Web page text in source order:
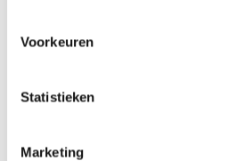
Voorkeuren
Statistieken
Marketing
1.19